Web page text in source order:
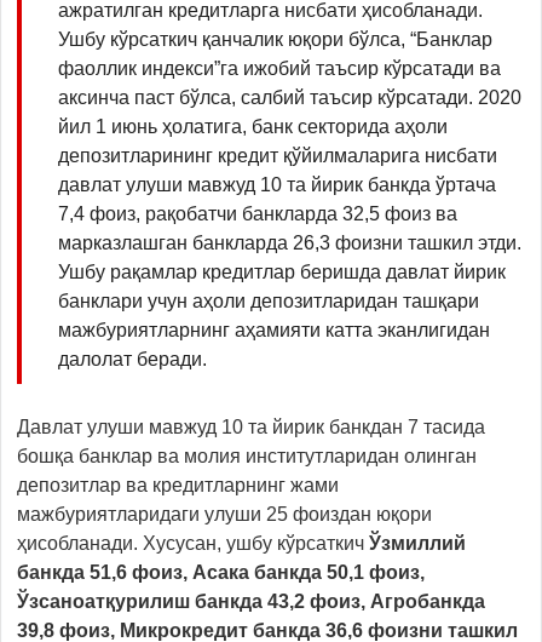
ажратилган кредитларга нисбати ҳисобланади.
Ушбу кўрсаткич қанчалик юқори бўлса, “Банклар
фаоллик индекси”га ижобий таъсир кўрсатади ва
аксинча паст бўлса, салбий таъсир кўрсатади. 2020
йил 1 июнь ҳолатига, банк секторида аҳоли
депозитларининг кредит қўйилмаларига нисбати
давлат улуши мавжуд 10 та йирик банкда ўртача
7,4 фоиз, рақобатчи банкларда 32,5 фоиз ва
марказлашган банкларда 26,3 фоизни ташкил этди.
Ушбу рақамлар кредитлар беришда давлат йирик
банклари учун аҳоли депозитларидан ташқари
мажбуриятларнинг аҳамияти катта эканлигидан
далолат беради.
Давлат улуши мавжуд 10 та йирик банкдан 7 тасида
бошқа банклар ва молия институтларидан олинган
депозитлар ва кредитларнинг жами
мажбуриятларидаги улуши 25 фоиздан юқори
ҳисобланади. Хусусан, ушбу кўрсаткич Ўзмиллий
банкда 51,6 фоиз, Асака банкда 50,1 фоиз,
Ўзсаноатқурилиш банкда 43,2 фоиз, Агробанкда
39,8 фоиз, Микрокредит банкда 36,6 фоизни ташкил